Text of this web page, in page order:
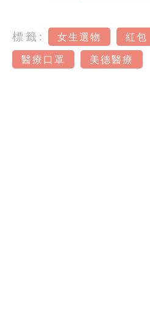
標籤: 女生選物 紅包
醫療口罩
美德醫療